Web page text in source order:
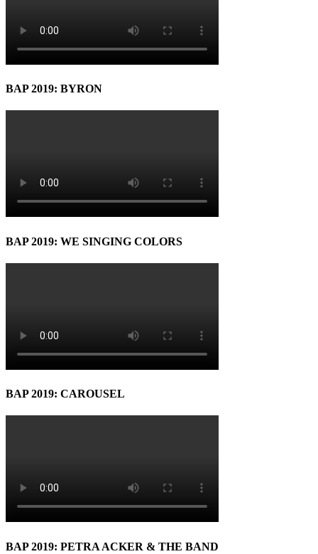
BAP 2019: BYRON
BAP 2019: WE SINGING COLORS
BAP 2019: CAROUSEL
BAP 2019: PETRA ACKER & THE BAND